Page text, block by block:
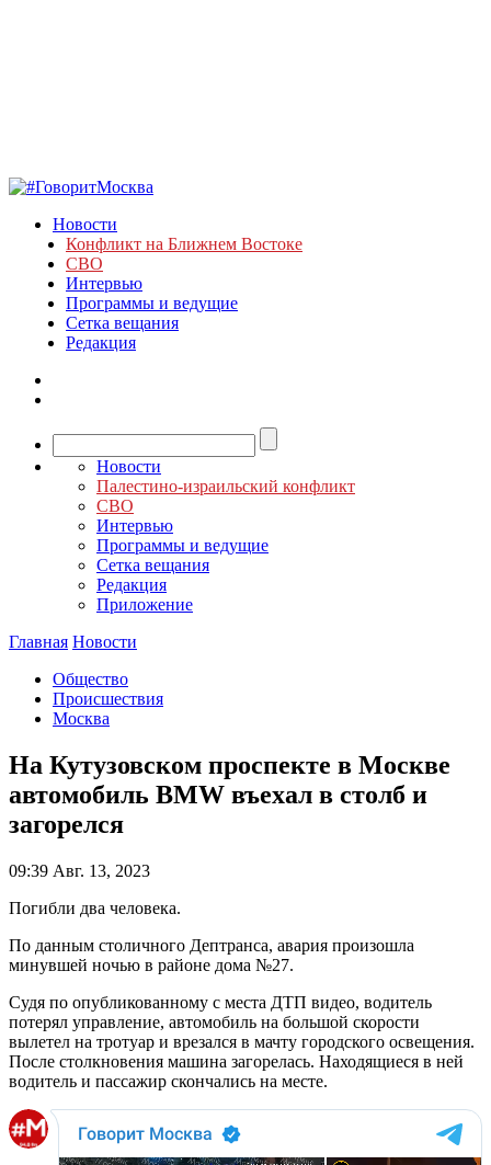
Новости
Конфликт на Ближнем Востоке
СВО
Интервью
Программы и ведущие
Сетка вещания
Редакция
Новости
Палестино-израильский конфликт
СВО
Интервью
Программы и ведущие
Сетка вещания
Редакция
Приложение
Главная Новости
Общество
Происшествия
Москва
На Кутузовском проспекте в Москве
автомобиль BMW въехал в столб и
загорелся
09:39 Авг. 13, 2023
Погибли два человека.
По данным столичного Дептранса, авария произошла
минувшей ночью в районе дома №27.
Судя по опубликованному с места ДТП видео, водитель
потерял управление, автомобиль на большой скорости
вылетел на тротуар и врезался в мачту городского освещения.
После столкновения машина загорелась. Находящиеся в ней
водитель и пассажир скончались на месте.